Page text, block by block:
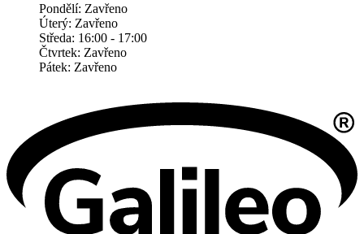
Pondělí: Zavřeno
Úterý: Zavřeno
Středa: 16:00 - 17:00
Čtvrtek: Zavřeno
Pátek: Zavřeno